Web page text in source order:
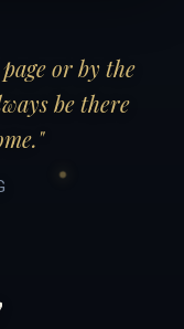
or by the
be there